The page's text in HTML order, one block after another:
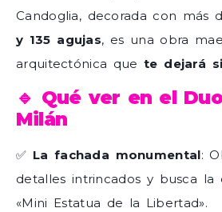
Candoglia, decorada con más
y 135 agujas, es una obra
arquitectónica quete dejará
🔹 Qué ver en el
Milán
✅ La fachada monumental:
detalles intrincados y busca la
«Mini Estatua de la Libertad».